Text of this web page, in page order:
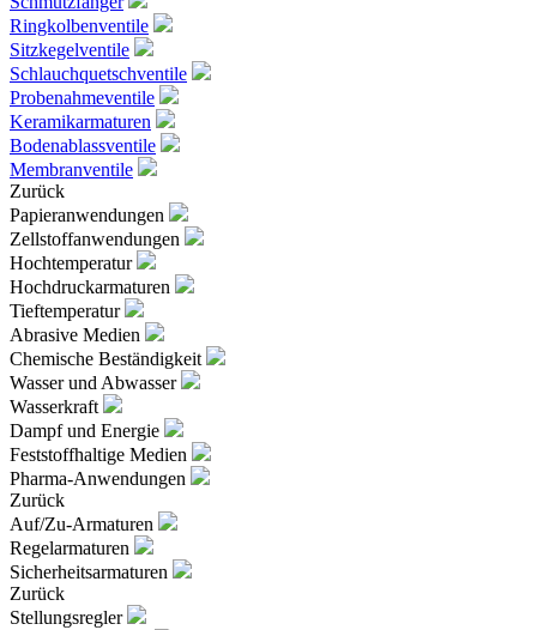
Ringkolbenventile
Sitzkegelventile
Schlauchquetschventile
Probenahmeventile
Keramikarmaturen
Bodenablassventile
Membranventile
Zurück
Papieranwendungen
Zellstoffanwendungen
Hochtemperatur
Hochdruckarmaturen
Tieftemperatur
Abrasive Medien
Chemische Beständigkeit
Wasser und Abwasser
Wasserkraft
Dampf und Energie
Feststoffhaltige Medien
Pharma-Anwendungen
Zurück
Auf/Zu-Armaturen
Regelarmaturen
Sicherheitsarmaturen
Zurück
Stellungsregler